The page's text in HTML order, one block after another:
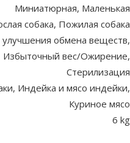
Миниатюрная, Маленькая
собака, Пожилая собака
улучшения обмена веществ,
Избыточный вес/Ожирение,
Стерилизация
Индейка и мясо индейки,
Куриное мясо
6 kg